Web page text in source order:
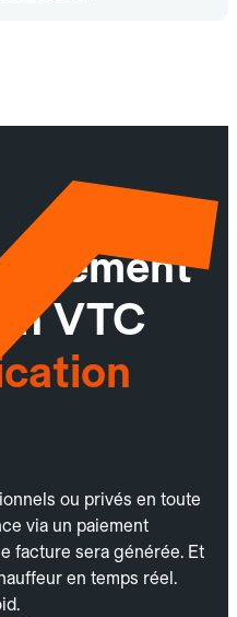
VTC
ou privés en toute
via un paiement
facture sera générée. Et
en temps réel.